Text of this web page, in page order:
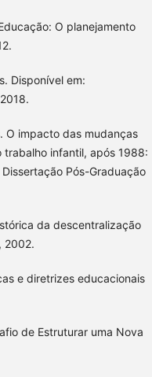
O planejamento
Disponível em:
O impacto das mudanças
infantil, após 1988:
Pós-Graduação
da descentralização
2002.
e diretrizes educacionais
de Estruturar uma Nova